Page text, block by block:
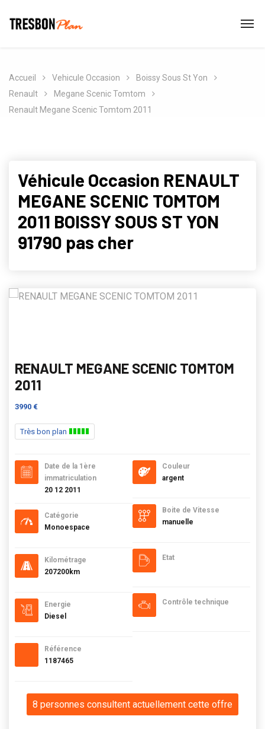
Accueil Vehicule Occasion
Boissy Sous St Yon
Renault
Megane Scenic Tomtom
Renault Megane Scenic Tomtom 2011
Véhicule Occasion RENAULT
MEGANE SCENIC TOMTOM
2011 BOISSY SOUS ST YON
91790 pas cher
RENAULT MEGANE SCENIC TOMTOM
2011
3990 €
Très bon plan
Date de la 1ère
immatriculation
20 12 2011
Catégorie
Monoespace
Kilométrage
207200km
Energie
Diesel
Référence
1187465
Couleur
argent
Boite de Vitesse
manuelle
Etat
Contrôle technique
8 personnes consultent actuellement cette offre